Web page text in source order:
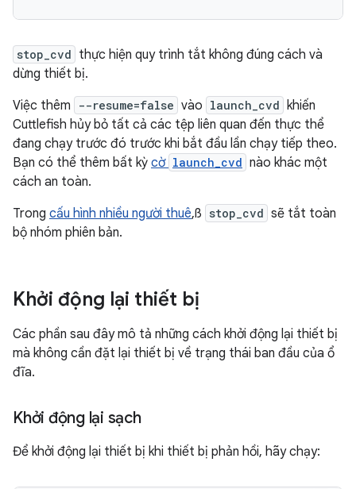
stop_cvd thực hiện quy trình tắt không đúng cách và
dừng thiết bị.
Việc thêm
--resume=false vào launch_cvd khiến
Cuttlefish hủy bỏ tất cả các tệp liên quan đến thực thể
đang chạy trước đó trước khi bắt đầu lần chạy tiếp theo.
Bạn có thể thêm bất kỳ cờ launch_cvd nào khác một
cách an toàn.
Trong cấu hình nhiều người thuê,ß stop_cvd sẽ tắt toàn
bộ nhóm phiên bản.
Khởi động lại thiết bị
Các phần sau đây mô tả những cách khởi động lại thiết bị
mà không cần đặt lại thiết bị về trạng thái ban đầu của ổ
đĩa.
Khởi động lại sạch
Để khởi động lại thiết bị khi thiết bị phản hồi, hãy chạy: